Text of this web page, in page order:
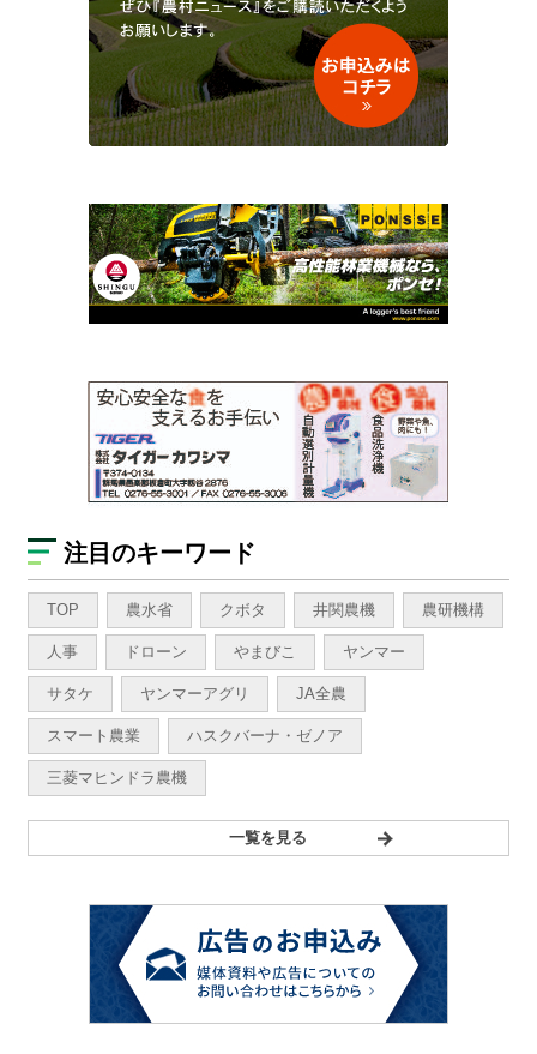
注目のキーワード
TOP 農水省 クボタ 井関農機 農研機構
人事 ドローン やまびこ ヤンマー
サタケ ヤンマーアグリ JA全農
スマート農業 ハスクバーナ・ゼノア
三菱マヒンドラ農機
一覧を見る